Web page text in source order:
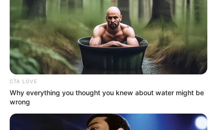
Κρήτη
Σύλληψη
Τέμπη
Παναθηναϊκά νέα σήμερα
Ληστεία
Καιρός
Κυριάκος Μητσοτάκης
Δολοφονία
Παναθηναϊκός
Χανιά
Αστυνομία ΗΠΑ
Σχετικά με το Newstok +
CTA LOVE
Why everything you thought you knew about water might be
wrong